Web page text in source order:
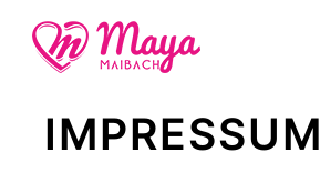
Zum
Inhalt
IMPRESSUM